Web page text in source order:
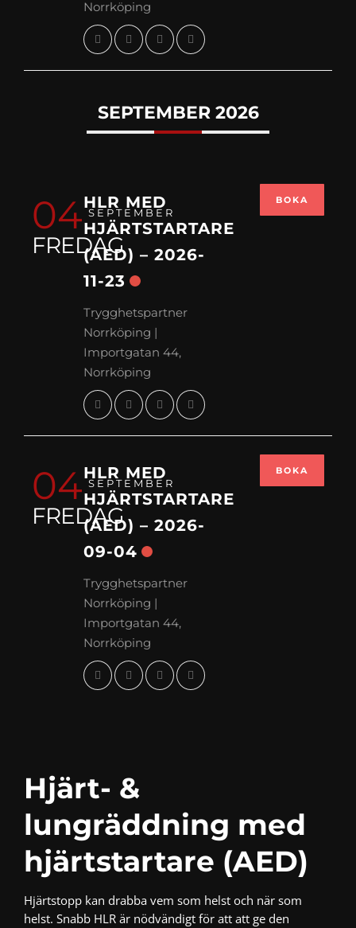
Norrköping
SEPTEMBER 2026
04 SEPTEMBER
FREDAG
HLR MED
HJÄRTSTARTARE
(AED) – 2026-
11-23
Trygghetspartner
Norrköping |
Importgatan 44,
Norrköping
BOKA
04 SEPTEMBER
FREDAG
HLR MED
HJÄRTSTARTARE
(AED) – 2026-
09-04
Trygghetspartner
Norrköping |
Importgatan 44,
Norrköping
BOKA
Hjärt- &
lungräddning med
hjärtstartare (AED)
Hjärtstopp kan drabba vem som helst och när som
helst. Snabb HLR är nödvändigt för att att ge den